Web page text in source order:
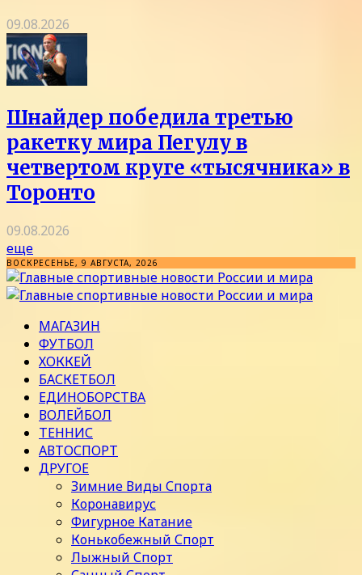
09.08.2026
Шнайдер победила третью
ракетку мира Пегулу в
четвертом круге «тысячника» в
Торонто
09.08.2026
еще
ВОСКРЕСЕНЬЕ, 9 АВГУСТА, 2026
МАГАЗИН
ФУТБОЛ
ХОККЕЙ
БАСКЕТБОЛ
ЕДИНОБОРСТВА
ВОЛЕЙБОЛ
ТЕННИС
АВТОСПОРТ
ДРУГОЕ
Зимние Виды Спорта
Коронавирус
Фигурное Катание
Конькобежный Спорт
Лыжный Спорт